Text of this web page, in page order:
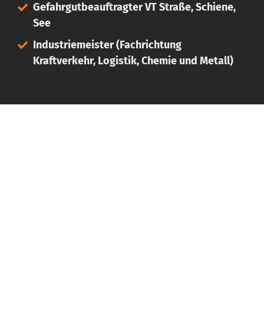
Gefahrgutbeauftragter VT Straße, Schiene,
See
Industriemeister (Fachrichtung
Kraftverkehr, Logistik, Chemie und Metall)